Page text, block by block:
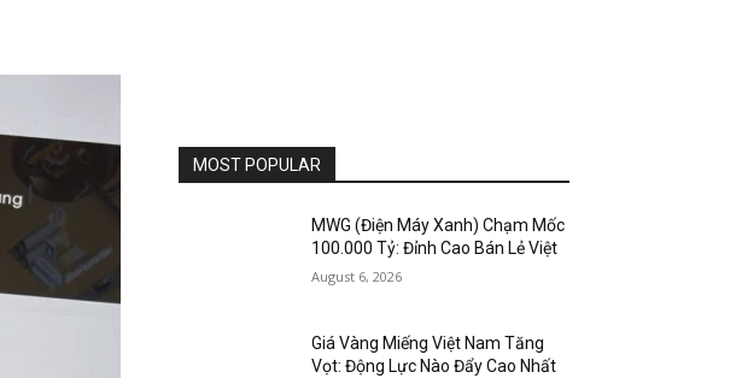
MOST POPULAR
MWG (Điện Máy Xanh) Chạm Mốc
100.000 Tỷ: Đỉnh Cao Bán Lẻ Việt
August 6, 2026
Giá Vàng Miếng Việt Nam Tăng
Vọt: Động Lực Nào Đẩy Cao Nhất